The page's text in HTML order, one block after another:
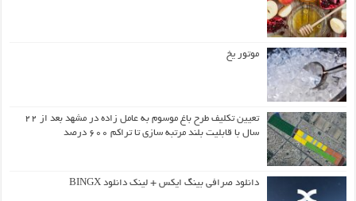
موتور یخ
تعیین تکلیف طرح باغ موسوم به عامل زاده در مشهد بعد از ۲۲
سال با قابلیت بلند مرتبه سازی تا تراکم ۶۰۰ درصد
دانلود صرافی بینگ ایکس + لینک دانلود BINGX